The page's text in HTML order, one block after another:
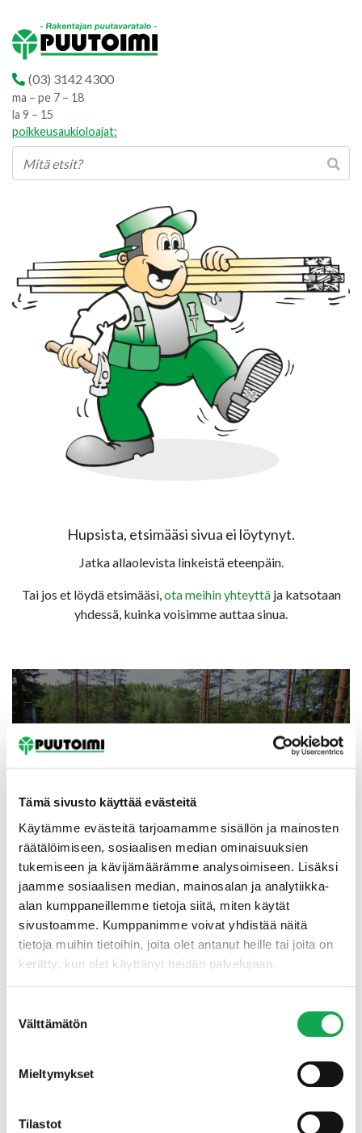
Tämä sivusto käyttää evästeitä
Käytämme evästeitä tarjoamamme sisällön ja mainosten
räätälöimiseen, sosiaalisen median ominaisuuksien
tukemiseen ja kävijämäärämme analysoimiseen. Lisäksi
jaamme sosiaalisen median, mainosalan ja analytiikka-
alan kumppaneillemme tietoja siitä, miten käytät
sivustoamme. Kumppanimme voivat yhdistää näitä
tietoja muihin tietoihin, joita olet antanut heille tai joita on
kerätty, kun olet käyttänyt heidän palvelujaan.
valinta
Välttämätön
Mieltymykset
Tilastot
(03) 3142 4300
ma – pe 7 – 18
la 9 – 15
poikkeusaukioloajat:
Hupsista, etsimääsi sivua ei löytynyt.
Jatka allaolevista linkeistä eteenpäin.
Tai jos et löydä etsimääsi,ota meihin yhteyttäja katsotaan
yhdessä, kuinka voisimme auttaa sinua.
Etusivu